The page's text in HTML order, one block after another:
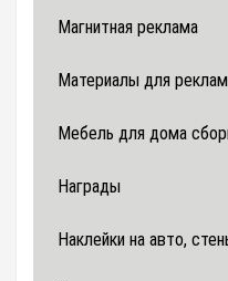
Магнитная реклама
Материалы для
Мебель для дома
Награды
Наклейки на авто,